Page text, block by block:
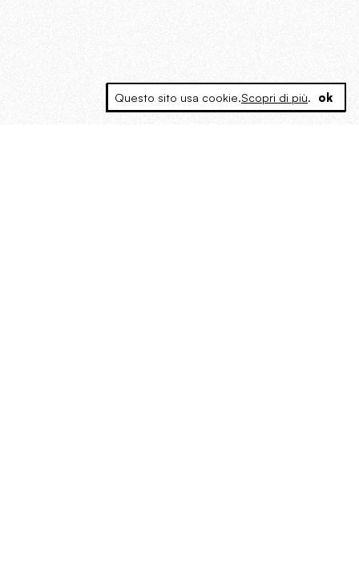
Questo sito usa cookie.Scopri di più. ok